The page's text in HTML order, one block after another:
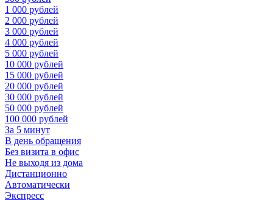
1 000 рублей
2 000 рублей
3 000 рублей
4 000 рублей
5 000 рублей
10 000 рублей
15 000 рублей
20 000 рублей
30 000 рублей
50 000 рублей
100 000 рублей
За 5 минут
В день обращения
Без визита в офис
Не выходя из дома
Дистанционно
Автоматически
Экспресс